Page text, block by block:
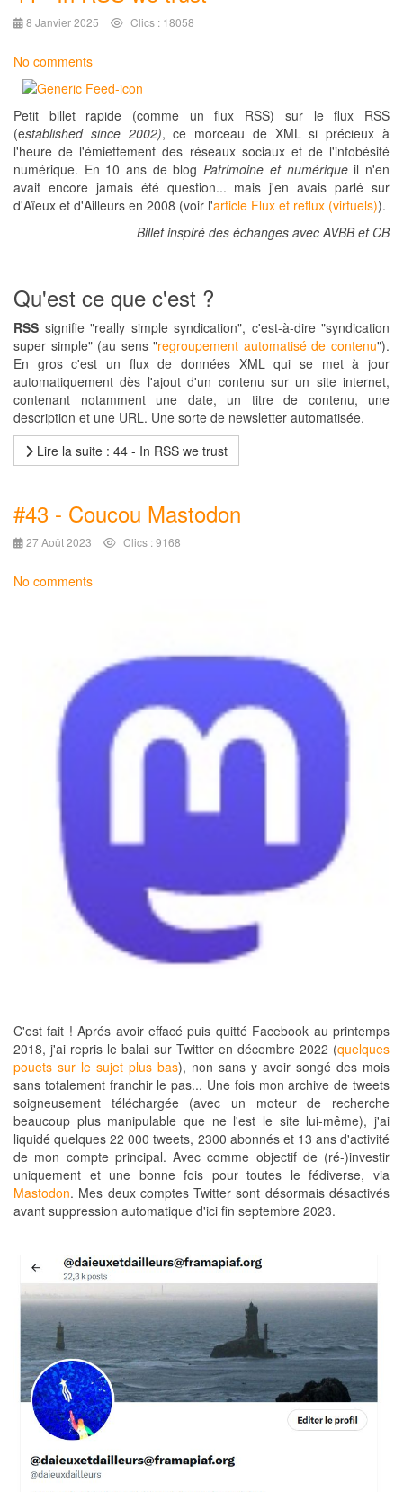
8 Janvier 2025 Clics : 18058
No comments
Petit billet rapide (comme un flux RSS) sur le flux RSS
(established since 2002), ce morceau de XML si précieux à
l'heure de l'émiettement des réseaux sociaux et de l'infobésité
numérique. En 10 ans de blogPatrimoine et numériqueil n'en
avait encore jamais été question... mais j'en avais parlé sur
d'Aïeux et d'Ailleurs en 2008 (voir l'article Flux et reflux (virtuels)).
Billet inspiré des échanges avec AVBB et CB
Qu'est ce que c'est ?
RSS signifie "really simple syndication", c'est-à-dire "syndication
super simple" (au sens "regroupement automatisé de contenu").
En gros c'est un flux de données XML qui se met à jour
automatiquement dès l'ajout d'un contenu sur un site internet,
contenant notamment une date, un titre de contenu, une
description et une URL. Une sorte de newsletter automatisée.
Lire la suite : 44 - In RSS we trust
#43 - Coucou Mastodon
27 Août 2023 Clics : 9168
No comments
C'est fait ! Aprés avoir effacé puis quitté Facebook au printemps
2018, j'ai repris le balai sur Twitter en décembre 2022 (quelques
pouets sur le sujet plus bas), non sans y avoir songé des mois
sans totalement franchir le pas... Une fois mon archive de tweets
soigneusement téléchargée (avec un moteur de recherche
beaucoup plus manipulable que ne l'est le site lui-même), j'ai
liquidé quelques 22 000 tweets, 2300 abonnés et 13 ans d'activité
de mon compte principal. Avec comme objectif de (ré-)investir
uniquement et une bonne fois pour toutes le fédiverse, via
Mastodon. Mes deux comptes Twitter sont désormais désactivés
avant suppression automatique d'ici fin septembre 2023.